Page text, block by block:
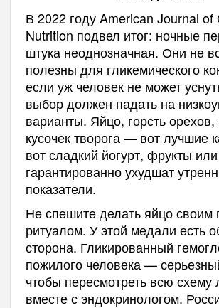
В 2022 году American Journal of
Nutrition подвел итог: ночные
штука неоднозначная. Они не
полезны для гликемического
если уж человек не может
выбор должен падать на
варианты. Яйцо, горсть
кусочек творога — вот лучшие
вот сладкий йогурт, фрукты
гарантированно ухудшат
показатели.
Не спешите делать яйцо своим
ритуалом. У этой медали есть
сторона. Гликированный
пожилого человека —
чтобы пересмотреть всю схему
вместе с эндокринологом.